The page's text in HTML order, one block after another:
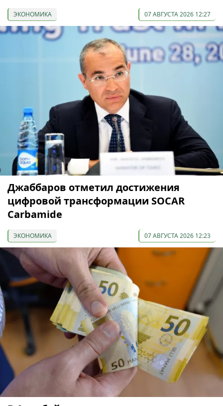
ЭКОНОМИКА 07 АВГУСТА 2026 12:27
Джаббаров отметил достижения
цифровой трансформации SOCAR
Carbamide
ЭКОНОМИКА 07 АВГУСТА 2026 12:23